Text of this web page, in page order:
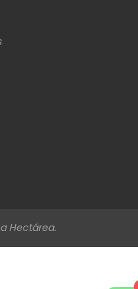
Hectárea.